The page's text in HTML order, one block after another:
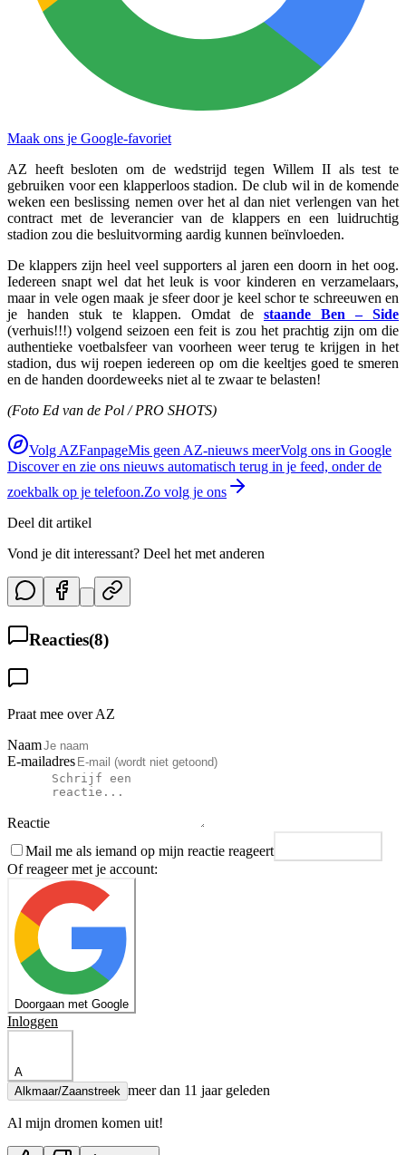
Maak ons je Google-favoriet
AZ heeft besloten om de wedstrijd tegen Willem II als test te
gebruiken voor een klapperloos stadion. De club wil in de komende
weken een beslissing nemen over het al dan niet verlengen van het
contract met de leverancier van de klappers en een luidruchtig
stadion zou die besluitvorming aardig kunnen beïnvloeden.
De klappers zijn heel veel supporters al jaren een doorn in het oog.
Iedereen snapt wel dat het leuk is voor kinderen en verzamelaars,
maar in vele ogen maak je sfeer door je keel schor te schreeuwen en
je handen stuk te klappen. Omdat de staande Ben – Side
(verhuis!!!) volgend seizoen een feit is zou het prachtig zijn om die
authentieke voetbalsfeer van voorheen weer terug te krijgen in het
stadion, dus wij roepen iedereen op om die keeltjes goed te smeren
en de handen doordeweeks niet al te zwaar te belasten!
(Foto Ed van de Pol / PRO SHOTS)
Volg AZFanpageMis geen AZ-nieuws meerVolg ons in Google
Discover en zie ons nieuws automatisch terug in je feed, onder de
zoekbalk op je telefoon.Zo volg je ons
Deel dit artikel
Vond je dit interessant? Deel het met anderen
Reacties(8)
Praat mee over AZ
Naam
E-mailadres
Reactie
Mail me als iemand op mijn reactie reageert
Of reageer met je account:
Doorgaan met Google
Inloggen
A
Alkmaar/Zaanstreek meer dan 11 jaar geleden
Al mijn dromen komen uit!